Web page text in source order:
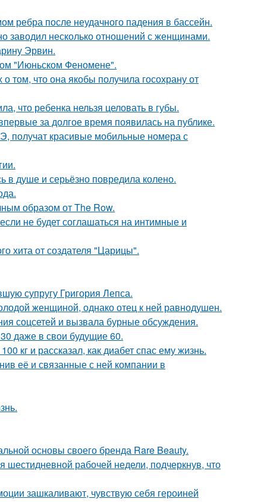
ребра после неудачного падения в бассейн.
несколько отношений с женщинами.
Эрвин.
"Июньском Феномене".
том, что она якобы получила госохрану от
что ребенка нельзя целовать в губы.
за долгое время появилась на публике.
получат красивые мобильные номера с
в душе и серьёзно повредила колено.
образом от The Row.
не будет соглашаться на интимные и
хита от создателя "Царицы".
супругу Григория Лепса.
женщиной, однако отец к ней равнодушен.
соцсетей и вызвала бурные обсуждения.
даже в свои будущие 60.
кг и рассказал, как диабет спас ему жизнь.
её и связанные с ней компании в
основы своего бренда Rare Beauty.
рабочей недели, подчеркнув, что
зашкаливают, чувствую себя героиней